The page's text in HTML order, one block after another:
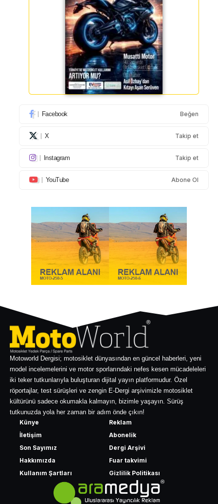
Facebook Beğen
X Takip et
Instagram Takip et
YouTube Abone Ol
Motoworld Dergisi; motosiklet dünyasından en güncel haberleri, yeni
model incelemelerini ve motor sporlarındaki nefes kesen mücadeleleri
iki teker tutkunlarıyla buluşturan dijital yayın platformudur. Özel
röportajlar, test sürüşleri ve zengin E-Dergi arşivimizle motosiklet
kültürünü sadece okumakla kalmayın, bizimle yaşayın. Sürüş
tutkunuzda yola her zaman bir adım önde çıkın!
Künye
İletişim
Son Sayımız
Hakkımızda
Kullanım Şartları
Reklam
Abonelik
Dergi Arşivi
Fuar takvimi
Gizlilik Politikası